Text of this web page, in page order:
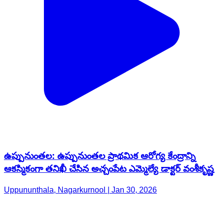
ఉప్పునుంతల: ఉప్పునుంతల ప్రాథమిక ఆరోగ్య కేంద్రాన్ని
ఆకస్మికంగా తనిఖీ చేసిన అచ్చంపేట ఎమ్మెల్యే డాక్టర్ వంశీకృష్ణ
Uppununthala, Nagarkurnool | Jan 30, 2026